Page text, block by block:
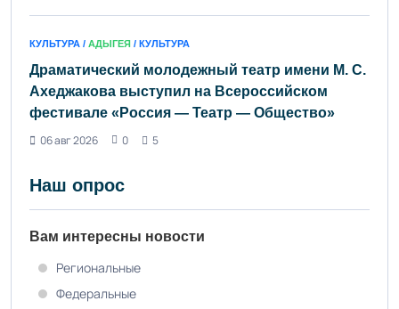
КУЛЬТУРА / АДЫГЕЯ / КУЛЬТУРА
Драматический молодежный театр имени М. С.
Ахеджакова выступил на Всероссийском
фестивале «Россия — Театр — Общество»
06 авг 2026
0 5
Наш опрос
Вам интересны новости
Региональные
Федеральные